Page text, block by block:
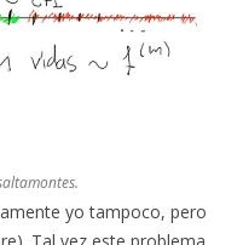
yo tampoco, pero